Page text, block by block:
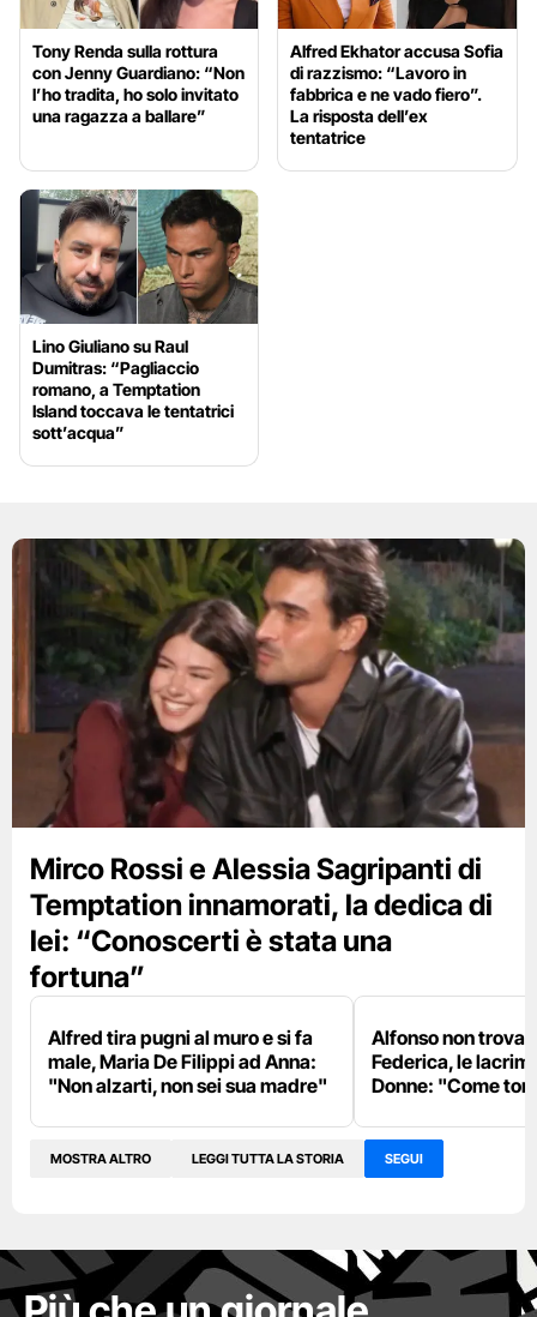
Tony Renda sulla rottura
con Jenny Guardiano: “Non
l’ho tradita, ho solo invitato
una ragazza a ballare”
Alfred Ekhator accusa Sofia
di razzismo: “Lavoro in
fabbrica e ne vado fiero”.
La risposta dell’ex
tentatrice
Lino Giuliano su Raul
Dumitras: “Pagliaccio
romano, a Temptation
Island toccava le tentatrici
sott’acqua”
Mirco Rossi e Alessia Sagripanti di
Temptation innamorati, la dedica di
lei: “Conoscerti è stata una
fortuna”
Alfred tira pugni al muro e si fa
male, Maria De Filippi ad Anna:
"Non alzarti, non sei sua madre"
Alfonso non trova
Federica, le
Donne: "Come
MOSTRA ALTRO LEGGI TUTTA LA STORIA SEGUI